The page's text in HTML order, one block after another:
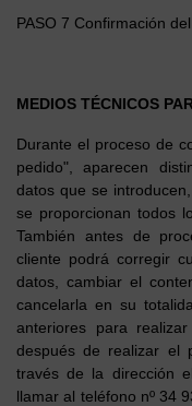
PASO 7 Confirmación del
MEDIOS TÉCNICOS
Durante el proceso de
pedido", aparecen
datos que se
se proporcionan todos
También antes de
cliente podrá corregir
datos, cambiar el
cancelarla en su
anteriores para
después de realizar el
través de la dirección
llamar al teléfono nº 34